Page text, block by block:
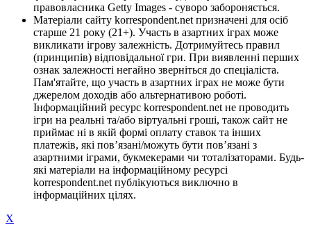
правовласника Getty Images - суворо забороняється.
Матеріали сайту korrespondent.net призначені для осіб
старше 21 року (21+). Участь в азартних іграх може
викликати ігрову залежність. Дотримуйтесь правил
(принципів) відповідальної гри. При виявленні перших
ознак залежності негайно зверніться до спеціаліста.
Пам'ятайте, що участь в азартних іграх не може бути
джерелом доходів або альтернативою роботі.
Інформаційний ресурс korrespondent.net не проводить
ігри на реальні та/або віртуальні гроші, також сайт не
приймає ні в якій формі оплату ставок та інших
платежів, які пов’язані/можуть бути пов’язані з
азартними іграми, букмекерами чи тоталізаторами. Будь-
які матеріали на інформаційному ресурсі
korrespondent.net публікуються виключно в
інформаційних цілях.
X